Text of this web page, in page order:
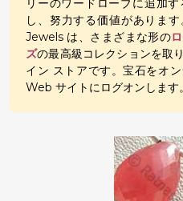
リーのワードローブに追加
し、努力する価値がありま
Jewels は、さまざまな形の
ズの最高級コレクションを取
イン ストアです。宝石をオン
Web サイトにログオンします。